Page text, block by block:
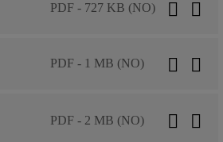
PDF - 727 KB (NO)
PDF - 1 MB (NO)
PDF - 2 MB (NO)